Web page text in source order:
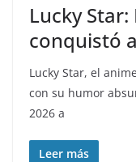
Lucky
conquistó
Lucky Star, el
con su humor
2026 a
Leer más